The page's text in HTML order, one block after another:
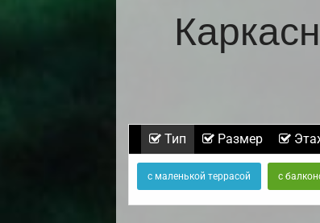
Тип Размер
с маленькой террасой с